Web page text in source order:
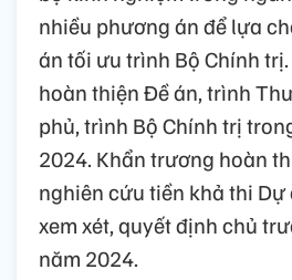
nhiều phương án để lựa
án tối ưu trình Bộ Chính
hoàn thiện Đề án, trình
phủ, trình Bộ Chính trị
2024. Khẩn trương hoàn
nghiên cứu tiền khả thi Dự
xem xét, quyết định chủ
năm 2024.